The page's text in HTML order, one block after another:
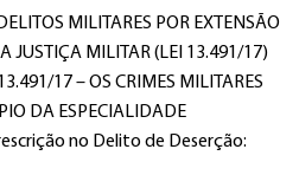
MILITARES POR EXTENSÃO
JUSTIÇA MILITAR (LEI 13.491/17)
17 – OS CRIMES MILITARES
DA ESPECIALIDADE
no Delito de Deserção: